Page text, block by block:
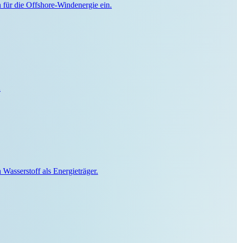
die Offshore-Windenergie ein.
als Energieträger.